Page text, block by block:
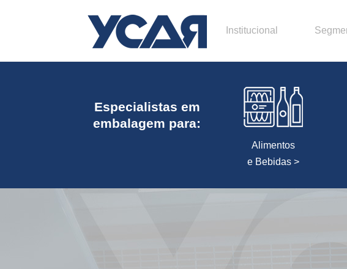
Institucional
Especialistas em
embalagem para:
Alimentos
e Bebidas >